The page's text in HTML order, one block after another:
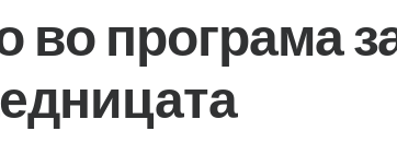
во програма